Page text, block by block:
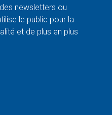
newsletters ou
le public pour la
et de plus en plus